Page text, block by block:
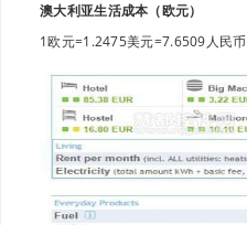
澳大利亚生活成本（欧元）
1欧元=1.2475美元=7.6509人民币